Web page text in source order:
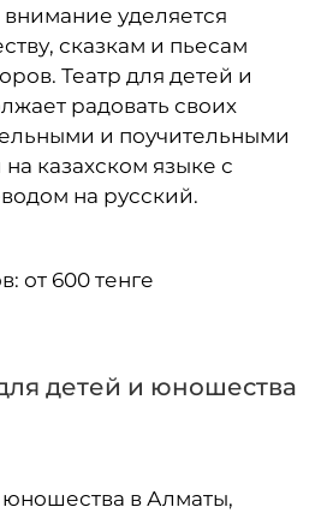
уделяется
сказкам и пьесам
Театр для детей и
радовать своих
и поучительными
казахском языке с
на русский.
от 600 тенге
детей и юношества
юношества в Алматы,